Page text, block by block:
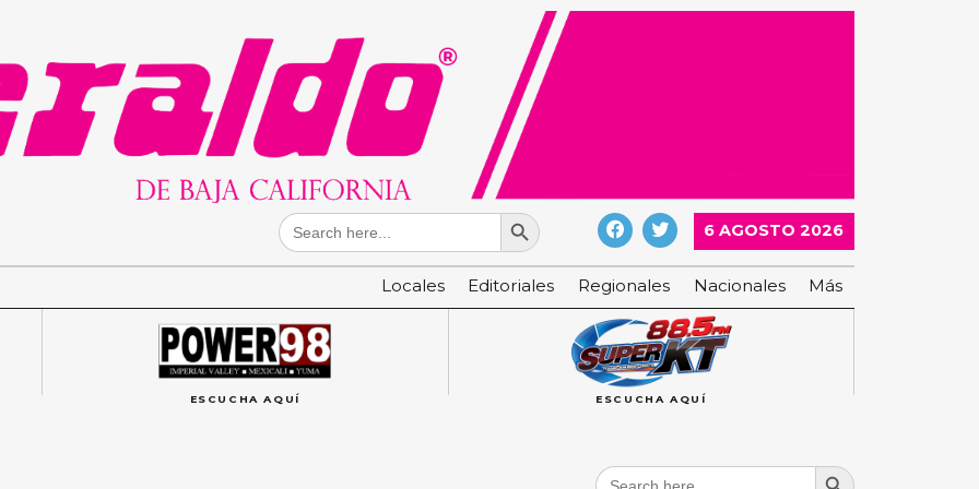
Search
for:
Search Button
6 AGOSTO 2026
Locales Editoriales Regionales Nacionales Más
ESCUCHA AQUÍ ESCUCHA AQUÍ
Search
Search Button